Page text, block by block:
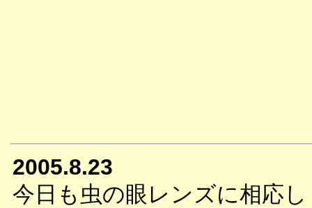
2005.8.23
今日も虫の眼レンズに相応し